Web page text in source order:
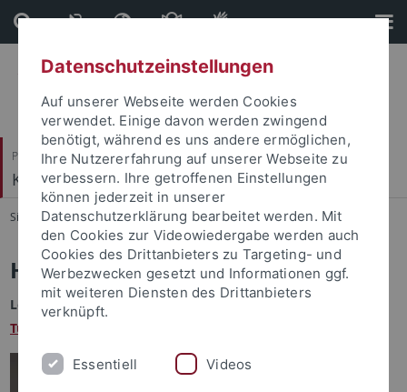
Direkt
zum
Inhalt
Direkt
zur
Fußleiste
Philosophische Fakultät
Koreanistik
Sie sind hier: Startseite ... Kim, Han Byol
Han Byol Kim, M.A.
Lehrbeauftragte für Koreanisch am
King Sejong Institute
Tübingen
Datenschutzeinstellungen
Auf unserer Webseite werden Cookies
verwendet. Einige davon werden zwingend
benötigt, während es uns andere ermöglichen,
Ihre Nutzererfahrung auf unserer Webseite zu
verbessern. Ihre getroffenen Einstellungen
können jederzeit in unserer
Datenschutzerklärung bearbeitet werden. Mit
den Cookies zur Videowiedergabe werden auch
Cookies des Drittanbieters zu Targeting- und
Werbezwecken gesetzt und Informationen ggf.
mit weiteren Diensten des Drittanbieters
verknüpft.
Essentiell Videos